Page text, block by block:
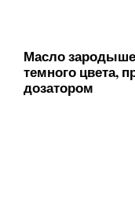
Масло
темного цвета,
дозатором